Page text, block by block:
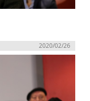
2020/02/26